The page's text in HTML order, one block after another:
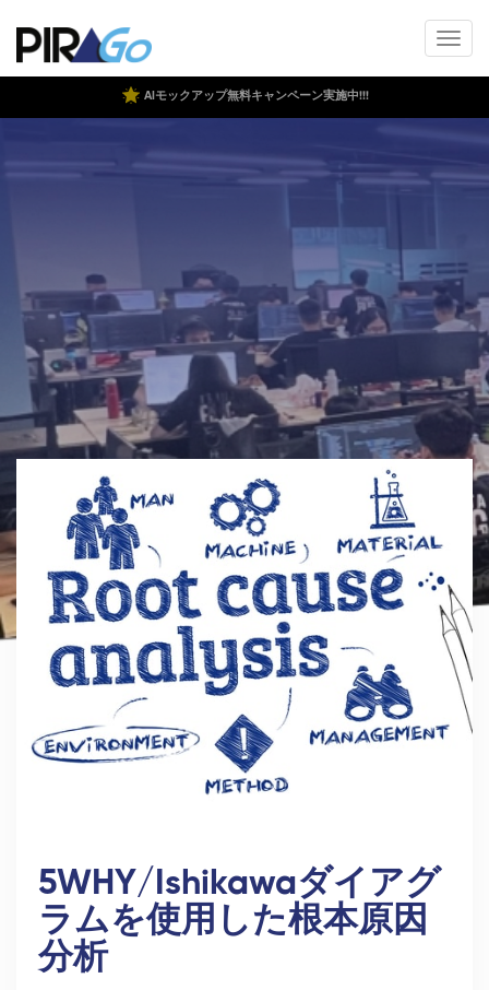
AIモックアップ無料キャンペーン実施中!!!
5WHY/Ishikawaダイアグ
ラムを使用した根本原因
分析